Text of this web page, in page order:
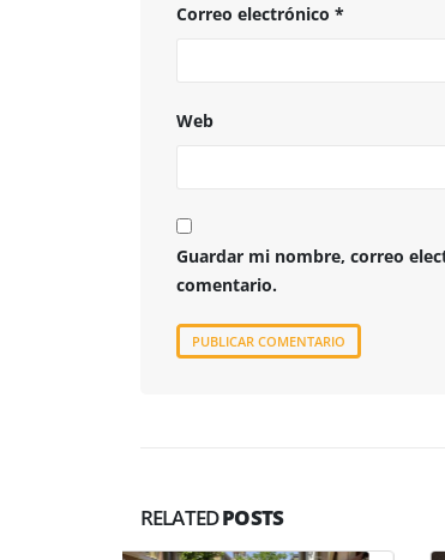
Correo electrónico *
Web
Guardar mi nombre, correo
comentario.
RELATEDPOSTS